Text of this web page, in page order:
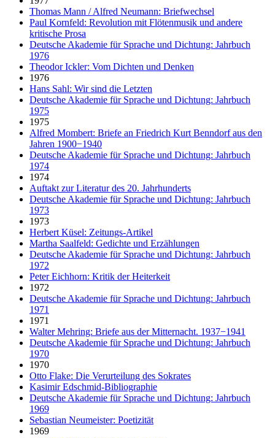
Thomas Mann / Alfred Neumann: Briefwechsel
Paul Kornfeld: Revolution mit Flötenmusik und andere
kritische Prosa
Deutsche Akademie für Sprache und Dichtung: Jahrbuch
1976
Theodor Ickler: Vom Dichten und Denken
1976
Hans Sahl: Wir sind die Letzten
Deutsche Akademie für Sprache und Dichtung: Jahrbuch
1975
1975
Alfred Mombert: Briefe an Friedrich Kurt Benndorf aus den
Jahren 1900−1940
Deutsche Akademie für Sprache und Dichtung: Jahrbuch
1974
1974
Auftakt zur Literatur des 20. Jahrhunderts
Deutsche Akademie für Sprache und Dichtung: Jahrbuch
1973
1973
Herbert Küsel: Zeitungs-Artikel
Martha Saalfeld: Gedichte und Erzählungen
Deutsche Akademie für Sprache und Dichtung: Jahrbuch
1972
Peter Eichhorn: Kritik der Heiterkeit
1972
Deutsche Akademie für Sprache und Dichtung: Jahrbuch
1971
1971
Walter Mehring: Briefe aus der Mitternacht. 1937−1941
Deutsche Akademie für Sprache und Dichtung: Jahrbuch
1970
1970
Otto Flake: Die Verurteilung des Sokrates
Kasimir Edschmid-Bibliographie
Deutsche Akademie für Sprache und Dichtung: Jahrbuch
1969
Sebastian Neumeister: Poetizität
1969